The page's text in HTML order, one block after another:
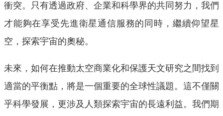
衝突。只有透過政府、企業和科學界的共同努力，我們
才能夠在享受先進衛星通信服務的同時，繼續仰望星
空，探索宇宙的奧秘。
未來，如何在推動太空商業化和保護天文研究之間找到
適當的平衡點，將是一個重要的全球性議題。這不僅關
乎科學發展，更涉及人類探索宇宙的長遠利益。我們期